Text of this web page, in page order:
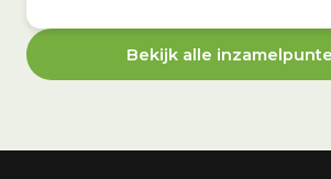
Bekijk alle